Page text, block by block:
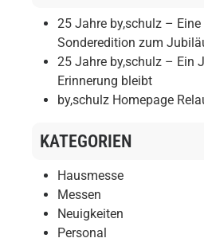
25 Jahre by,schulz –
Sonderedition zum
25 Jahre by,schulz – Ein
Erinnerung bleibt
by,schulz Homepage
KATEGORIEN
Hausmesse
Messen
Neuigkeiten
Personal